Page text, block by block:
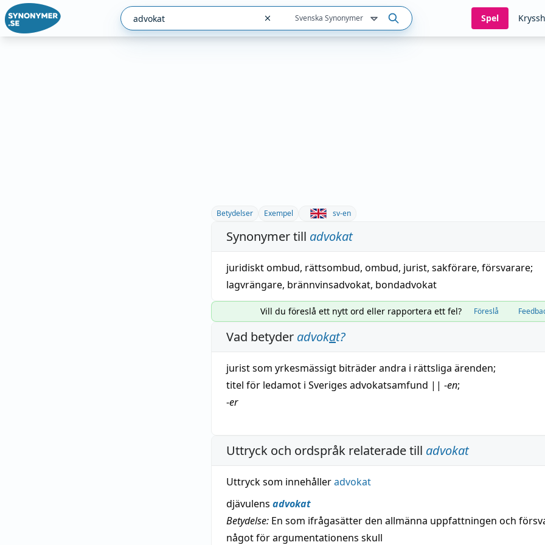
Svenska Synonymer Spel
Betydelser Exempel sv-en
Synonymer till advokat
juridiskt ombud, rättsombud, ombud, jurist, sakförare, försvarare;
lagvrängare, brännvinsadvokat, bondadvokat
Vill du föreslå ett nytt ord eller rapportera ett fel? Föreslå
Vad betyder advokat?
juristsom yrkesmässigt biträder andra i rättsliga ärenden;
titel för ledamot i Sveriges advokatsamfund || -en;
-er
Uttryck och ordspråk relaterade till advokat
Uttryck som innehålleradvokat
djävulens advokat
Betydelse: En som ifrågasätter den allmänna uppfattningen och
något för argumentationens skull